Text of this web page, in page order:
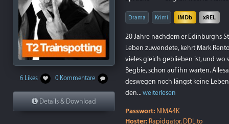
6 Likes 0 Kommentare
Details & Download
Drama Krimi IMDb xREL
20 Jahre nachdem er Edinburghs
Leben zuwendete, kehrt Mark
vieles gleich geblieben ist, und wo
Begbie, schon auf ihn warten.
deswegen noch längst keine
den... weiterlesen
Passwort: NIMA4K
Hoster: Rapidgator, DDL.to